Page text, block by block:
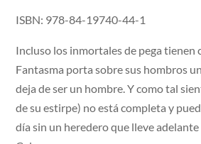
ISBN: 978-84-19740-44-1
Incluso los inmortales de pega tienen
Fantasma porta sobre sus hombros
deja de ser un hombre. Y como tal
de su estirpe) no está completa y
día sin un heredero que lleve